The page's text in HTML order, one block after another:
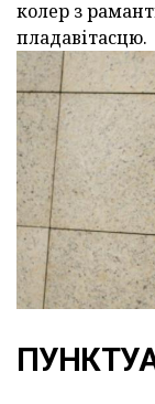
колер з
пладавітасцю.